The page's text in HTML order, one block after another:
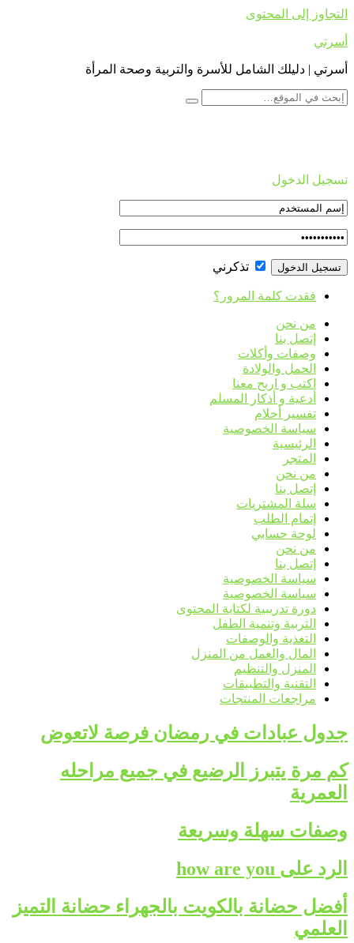
التجاوز إلى المحتوى
أسرتي
أسرتي | دليلك الشامل للأسرة والتربية وصحة المرأة
تسجيل الدخول
تذكرني
فقدت كلمة المرور؟
من نحن
إتصل بنا
وصفات وأكلات
الحمل والولادة
اكتب و اربح معنا
أدعية و أذكار المسلم
تفسير أحلام
سياسة الخصوصية
الرئيسية
المتجر
من نحن
إتصل بنا
سلة المشتريات
إتمام الطلب
لوحة حسابي
من نحن
إتصل بنا
سياسة الخصوصية
سياسة الخصوصية
دورة تدريبية لكتابة المحتوى
التربية وتنمية الطفل
التغذية والوصفات
المال والعمل من المنزل
المنزل والتنظيم
التقنية والتطبيقات
مراجعات المنتجات
جدول عبادات في رمضان فرصة لاتعوض
كم مرة يتبرز الرضيع في جميع مراحله
العمرية
وصفات سهلة وسريعة
الرد على how are you
أفضل حضانة بالكويت بالجهراء حضانة التميز
العلمي